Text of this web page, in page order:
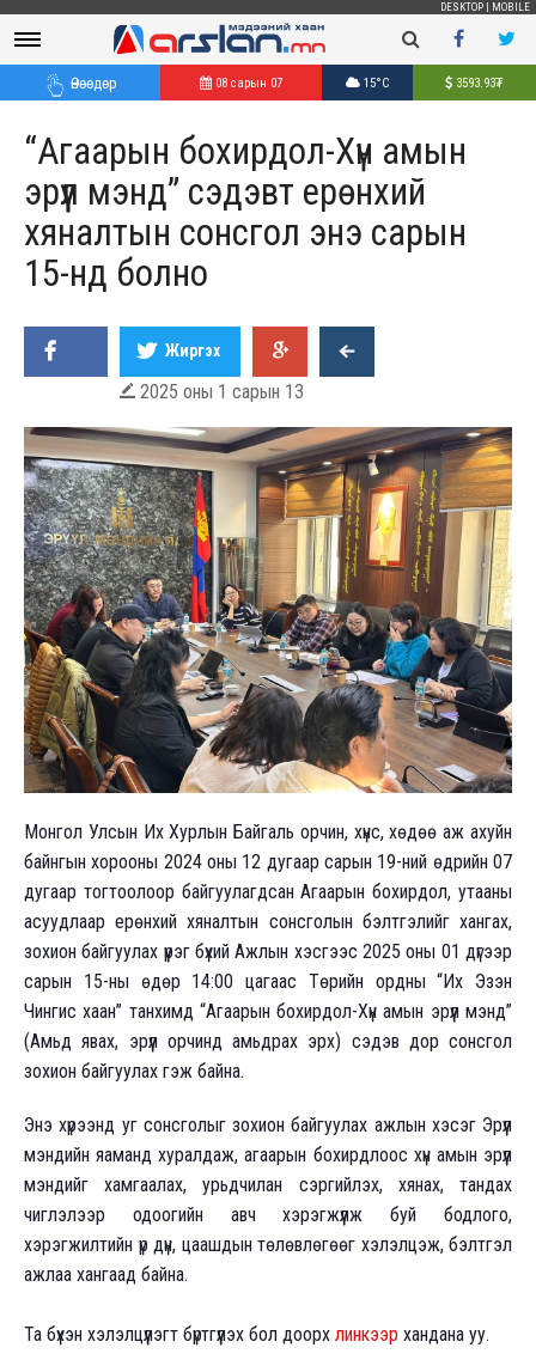
DESKTOP MOBILE
Өнөөдөр 08 сарын 07 15°C 3593.93₮
“Агаарын бохирдол-Хүн амын
эрүүл мэнд” сэдэвт ерөнхий
хяналтын сонсгол энэ сарын
15-нд болно
Жиргэх
 2025 оны 1 сарын 13
Монгол Улсын Их Хурлын Байгаль орчин, хүнс, хөдөө аж ахуйн
байнгын хорооны 2024 оны 12 дугаар сарын 19-ний өдрийн 07
дугаар тогтоолоор байгуулагдсан Агаарын бохирдол, утааны
асуудлаар ерөнхий хяналтын сонсголын бэлтгэлийг хангах,
зохион байгуулах үүрэг бүхий Ажлын хэсгээс 2025 оны 01 дүгээр
сарын 15-ны өдөр 14:00 цагаас Төрийн ордны “Их Эзэн
Чингис хаан” танхимд “Агаарын бохирдол-Хүн амын эрүүл мэнд”
(Амьд явах, эрүүл орчинд амьдрах эрх) сэдэв дор сонсгол
зохион байгуулах гэж байна.
Энэ хүрээнд уг сонсголыг зохион байгуулах ажлын хэсэг Эрүүл
мэндийн яаманд хуралдаж, агаарын бохирдлоос хүн амын эрүүл
мэндийг хамгаалах, урьдчилан сэргийлэх, хянах, тандах
чиглэлээр одоогийн авч хэрэгжүүлж буй бодлого,
хэрэгжилтийн үр дүн, цаашдын төлөвлөгөөг хэлэлцэж, бэлтгэл
ажлаа хангаад байна.
Та бүхэн хэлэлцүүлэгт бүртгүүлэх бол доорх линкээр хандана уу.